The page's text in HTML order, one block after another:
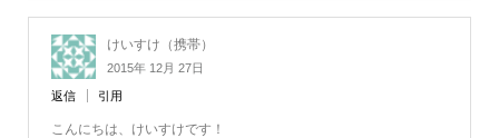
けいすけ（携帯）
2015年 12月 27日
返信 引用
こんにちは、けいすけです！